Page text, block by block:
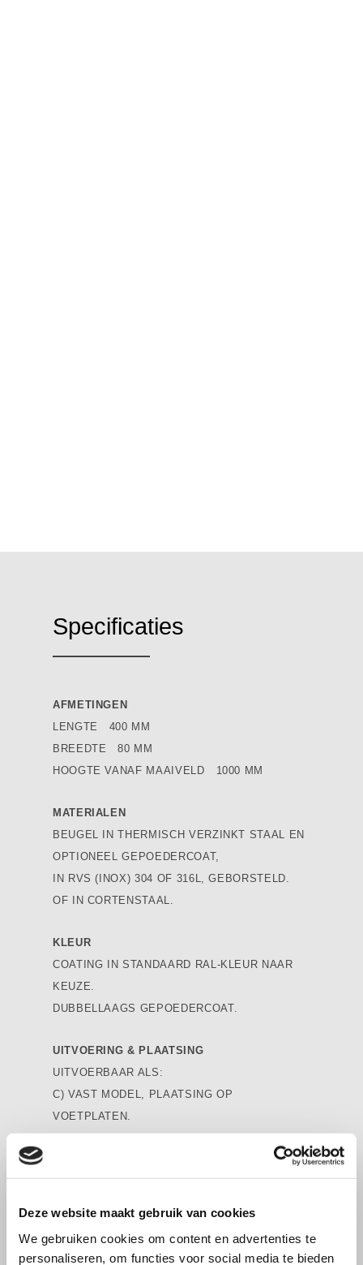
Deze website maakt gebruik van cookies
We gebruiken cookies om content en advertenties te
personaliseren, om functies voor social media te bieden
Specificaties
AFMETINGEN
LENGTE 400 MM
BREEDTE 80 MM
HOOGTE VANAF MAAIVELD 1000 MM
MATERIALEN
BEUGEL IN THERMISCH VERZINKT STAAL EN
OPTIONEEL GEPOEDERCOAT,
IN RVS (INOX) 304 OF 316L, GEBORSTELD.
OF IN CORTENSTAAL.
KLEUR
COATING IN STANDAARD RAL-KLEUR NAAR
KEUZE.
DUBBELLAAGS GEPOEDERCOAT.
UITVOERING & PLAATSING
UITVOERBAAR ALS:
C) VAST MODEL, PLAATSING OP
VOETPLATEN.
Download specificaties